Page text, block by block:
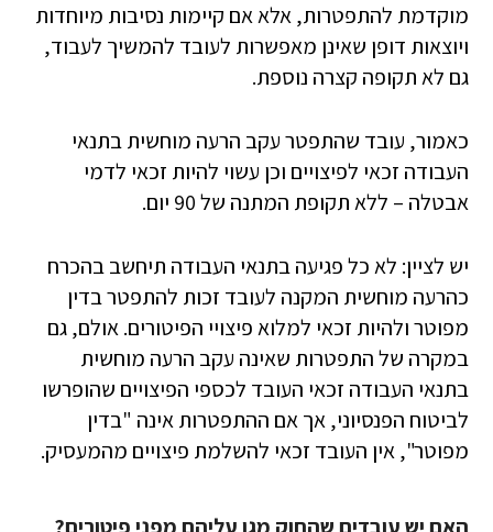
מוקדמת להתפטרות, אלא אם קיימות נסיבות מיוחדות
ויוצאות דופן שאינן מאפשרות לעובד להמשיך לעבוד,
גם לא תקופה קצרה נוספת.
כאמור, עובד שהתפטר עקב הרעה מוחשית בתנאי
העבודה זכאי לפיצויים וכן עשוי להיות זכאי לדמי
אבטלה – ללא תקופת המתנה של 90 יום.
יש לציין: לא כל פגיעה בתנאי העבודה תיחשב בהכרח
כהרעה מוחשית המקנה לעובד זכות להתפטר בדין
מפוטר ולהיות זכאי למלוא פיצויי הפיטורים. אולם, גם
במקרה של התפטרות שאינה עקב הרעה מוחשית
בתנאי העבודה זכאי העובד לכספי הפיצויים שהופרשו
לביטוח הפנסיוני, אך אם ההתפטרות אינה "בדין
מפוטר", אין העובד זכאי להשלמת פיצויים מהמעסיק.